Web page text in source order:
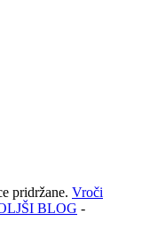
pridržane. Vroči
BLOG -